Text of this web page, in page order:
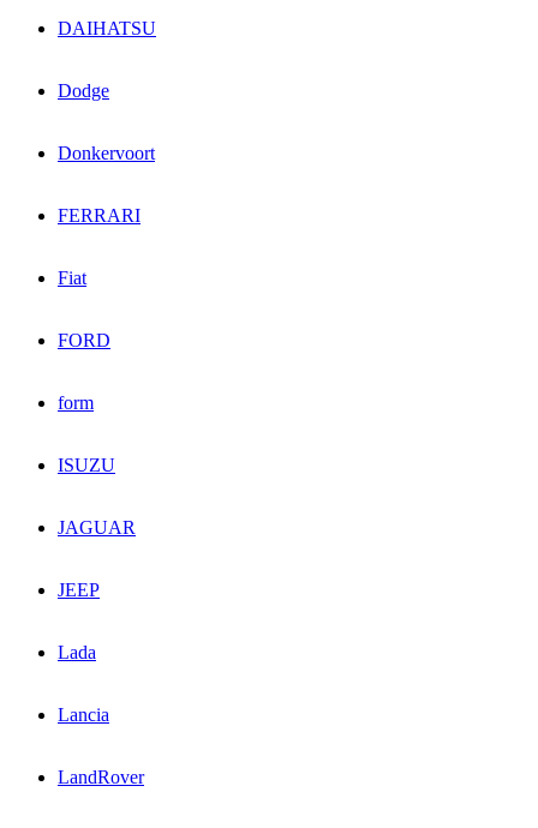
DAIHATSU
Dodge
Donkervoort
FERRARI
Fiat
FORD
form
ISUZU
JAGUAR
JEEP
Lada
Lancia
LandRover